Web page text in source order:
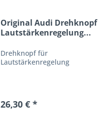
Original Audi Drehknopf
Lautstärkenregelung...
Drehknopf für
Lautstärkenregelung
26,30 € *